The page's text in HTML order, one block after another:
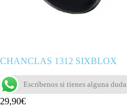
CHANCLAS 1312 SIXBLOX
Escríbenos si tienes alguna duda
29,90€